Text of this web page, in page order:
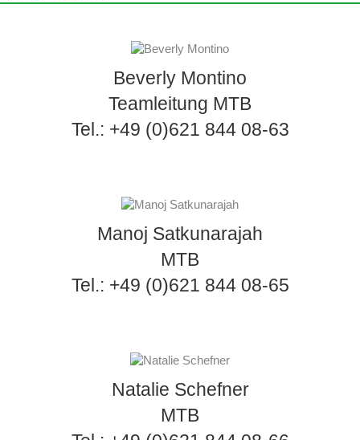
Beverly Montino
Teamleitung MTB
Tel.: +49 (0)621 844 08-63
Manoj Satkunarajah
MTB
Tel.: +49 (0)621 844 08-65
Natalie Schefner
MTB